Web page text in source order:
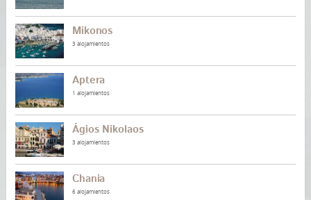
Mikonos
3 alojamientos
Aptera
1 alojamientos
Ágios Nikolaos
3 alojamientos
Chania
6 alojamientos